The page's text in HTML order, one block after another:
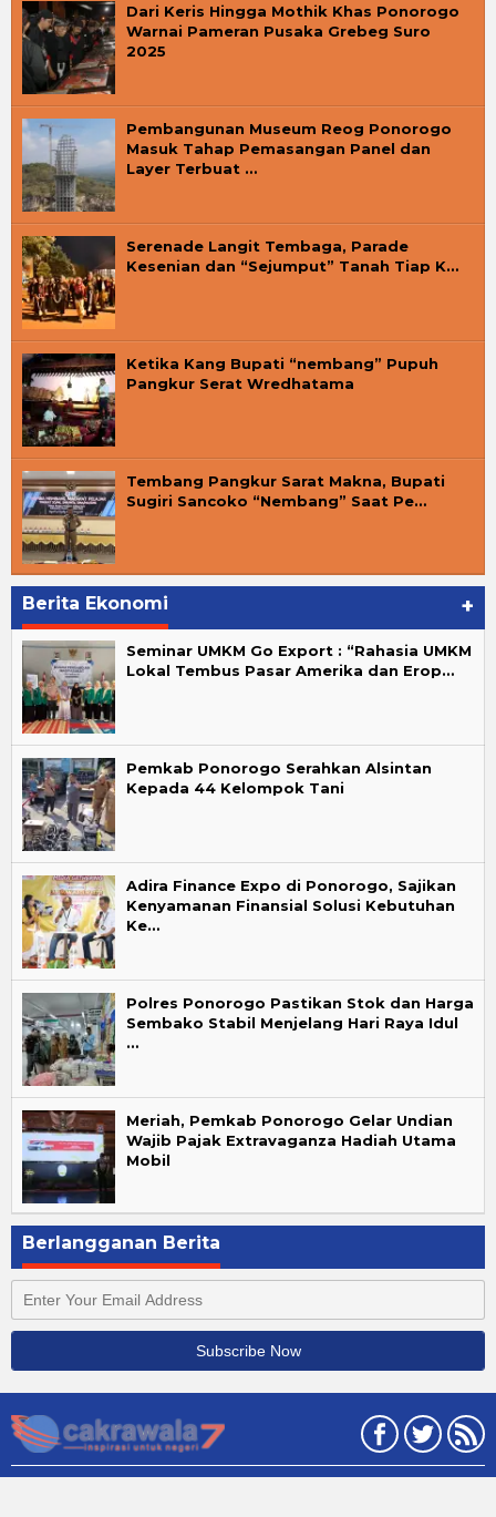
Dari Keris Hingga Mothik Khas Ponorogo
Warnai Pameran Pusaka Grebeg Suro
2025
Pembangunan Museum Reog Ponorogo
Masuk Tahap Pemasangan Panel dan
Layer Terbuat …
Serenade Langit Tembaga, Parade
Kesenian dan “Sejumput” Tanah Tiap K…
Ketika Kang Bupati “nembang” Pupuh
Pangkur Serat Wredhatama
Tembang Pangkur Sarat Makna, Bupati
Sugiri Sancoko “Nembang” Saat Pe…
Berita Ekonomi +
Seminar UMKM Go Export : “Rahasia UMKM
Lokal Tembus Pasar Amerika dan Erop…
Pemkab Ponorogo Serahkan Alsintan
Kepada 44 Kelompok Tani
Adira Finance Expo di Ponorogo, Sajikan
Kenyamanan Finansial Solusi Kebutuhan
Ke…
Polres Ponorogo Pastikan Stok dan Harga
Sembako Stabil Menjelang Hari Raya Idul
…
Meriah, Pemkab Ponorogo Gelar Undian
Wajib Pajak Extravaganza Hadiah Utama
Mobil
Berlangganan Berita